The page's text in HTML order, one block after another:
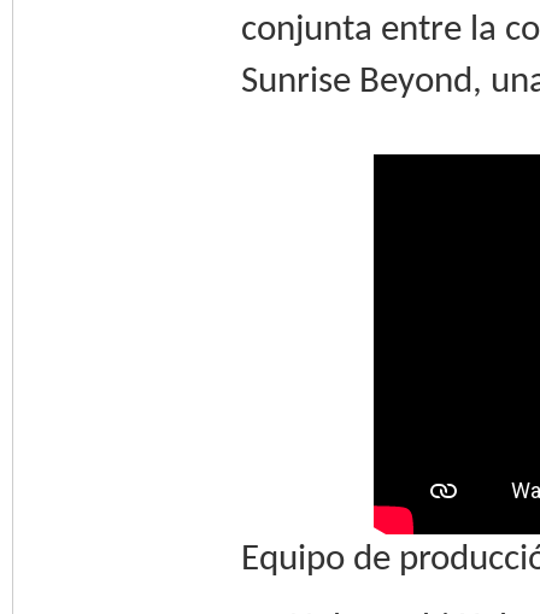
conjunta entre la
Sunrise Beyond,
Equipo de